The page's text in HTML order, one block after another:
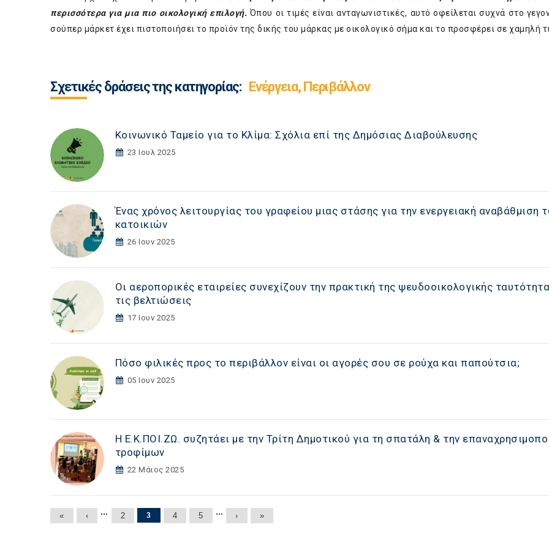
περισσότερα για μια πιο οικολογική επιλογή.Όπου οι τιμές είναι ανταγωνιστικές, αυτό οφείλεται συχνά στο
σούπερ μάρκετ έχει πιστοποιήσει το προϊόν της δικής του μάρκας με οικολογικό σήμα και το προσφέρει σε χαμηλή
Σχετικές δράσεις της κατηγορίας: Ενέργεια, Περιβάλλον
Κοινωνικό Ταμείο για το Κλίμα: Σχόλια επί της Δημόσιας Διαβούλευσης
23 Ιουλ 2025
Ένας χρόνος λειτουργίας του γραφείου μιας στάσης για την ενεργειακή αναβάθμιση
κατοικιών
26 Ιουν 2025
Οι αεροπορικές εταιρείες συνεχίζουν την πρακτική της ψευδοοικολογικής
τις βελτιώσεις
17 Ιουν 2025
Πόσο φιλικές προς το περιβάλλον είναι οι αγορές σου σε ρούχα και παπούτσια;
05 Ιουν 2025
Η Ε.Κ.ΠΟΙ.ΖΩ. συζητάει με την Τρίτη Δημοτικού για τη σπατάλη & την
τροφίμων
22 Μάιος 2025
Σελίδες
« ‹ … 2 3 4 5 … › »